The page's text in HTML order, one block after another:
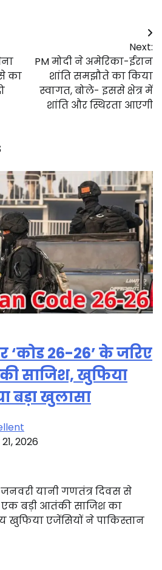
का
Next:
PM मोदी ने अमेरिका-ईरान
शांति समझौते का किया
स्वागत, बोले- इससे क्षेत्र में
शांति और स्थिरता आएगी
‘कोड 26-26’ के जरिए
साजिश, खुफिया
बड़ा खुलासा
2026
जनवरी यानी गणतंत्र दिवस से
बड़ी आतंकी साजिश का
खुफिया एजेंसियों ने पाकिस्तान